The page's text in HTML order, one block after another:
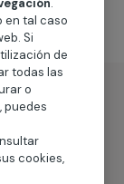
en tal caso
Si
de
todas las
o
puedes
cookies,